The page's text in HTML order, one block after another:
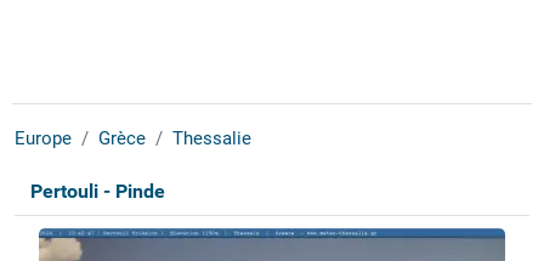
Europe Grèce Thessalie
Pertouli - Pinde